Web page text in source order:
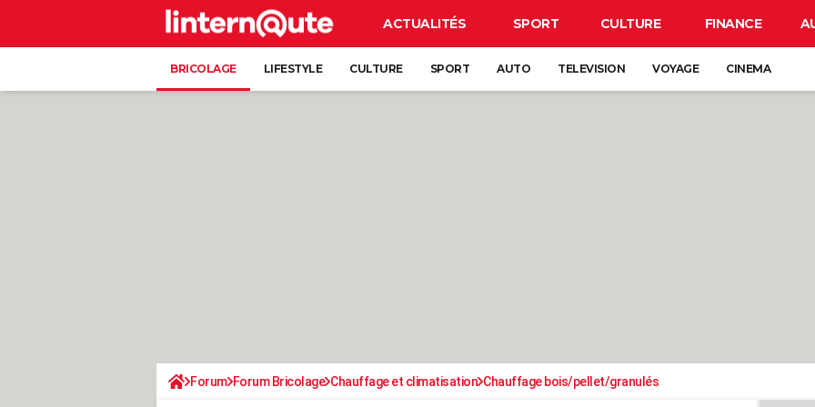
ACTUALITÉS SPORT CULTURE FINANCE
BRICOLAGE LIFESTYLE CULTURE SPORT AUTO TELEVISION VOYAGE CINEMA
Forum Forum Bricolage Chauffage et climatisation Chauffage bois/pellet/granulés